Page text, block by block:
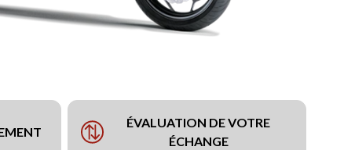
ÉVALUATION DE VOTRE
ÉCHANGE